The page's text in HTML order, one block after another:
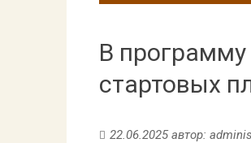
В
стартовых
22.06.2025автор: